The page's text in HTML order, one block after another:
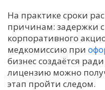
На практике сроки
причинам: задержки
корпоративного
медкомиссию при
бизнес создаётся
лицензию можно
этап пройти следом.